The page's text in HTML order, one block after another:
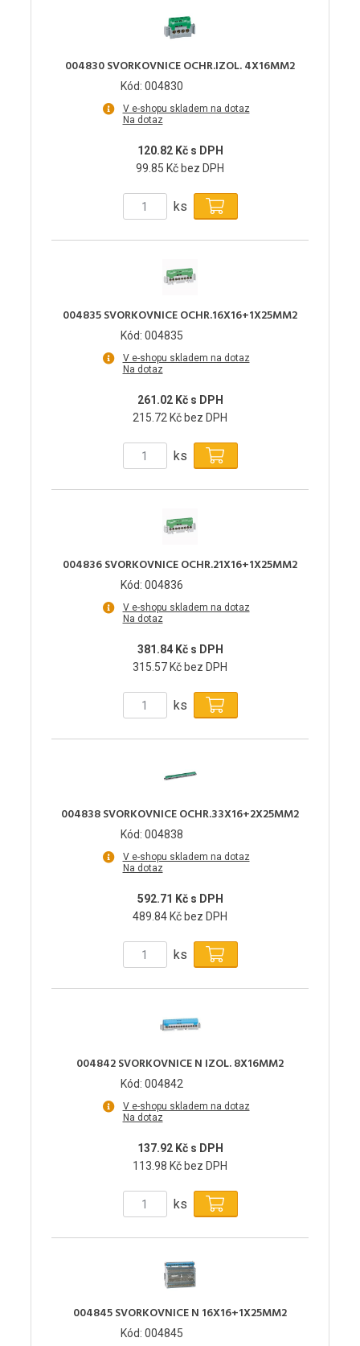
004830 SVORKOVNICE OCHR.IZOL. 4X16MM2
Kód: 004830
V e-shopu skladem na dotaz
Na dotaz
120.82 Kč s DPH
99.85 Kč bez DPH
ks
004835 SVORKOVNICE OCHR.16X16+1X25MM2
Kód: 004835
V e-shopu skladem na dotaz
Na dotaz
261.02 Kč s DPH
215.72 Kč bez DPH
ks
004836 SVORKOVNICE OCHR.21X16+1X25MM2
Kód: 004836
V e-shopu skladem na dotaz
Na dotaz
381.84 Kč s DPH
315.57 Kč bez DPH
ks
004838 SVORKOVNICE OCHR.33X16+2X25MM2
Kód: 004838
V e-shopu skladem na dotaz
Na dotaz
592.71 Kč s DPH
489.84 Kč bez DPH
ks
004842 SVORKOVNICE N IZOL. 8X16MM2
Kód: 004842
V e-shopu skladem na dotaz
Na dotaz
137.92 Kč s DPH
113.98 Kč bez DPH
ks
004845 SVORKOVNICE N 16X16+1X25MM2
Kód: 004845